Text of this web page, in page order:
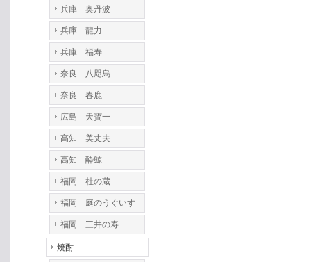
兵庫 奥丹波
兵庫 龍力
兵庫 福寿
奈良 八咫烏
奈良 春鹿
広島 天寳一
高知 美丈夫
高知 酔鯨
福岡 杜の蔵
福岡 庭のうぐいす
福岡 三井の寿
焼酎